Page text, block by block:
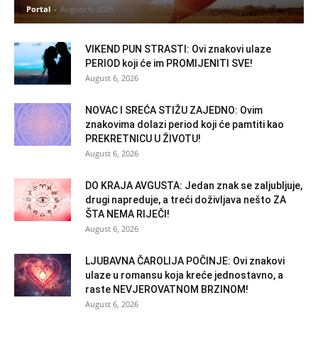
Portal - August 6, 2026
VIKEND PUN STRASTI: Ovi znakovi ulaze
PERIOD koji će im PROMIJENITI SVE!
August 6, 2026
NOVAC I SREĆA STIŽU ZAJEDNO: Ovim
znakovima dolazi period koji će pamtiti kao
PREKRETNICU U ŽIVOTU!
August 6, 2026
DO KRAJA AVGUSTA: Jedan znak se zaljubljuje,
drugi napreduje, a treći doživljava nešto ZA
ŠTA NEMA RIJEČI!
August 6, 2026
LJUBAVNA ČAROLIJA POČINJE: Ovi znakovi
ulaze u romansu koja kreće jednostavno, a
raste NEVJEROVATNOM BRZINOM!
August 6, 2026